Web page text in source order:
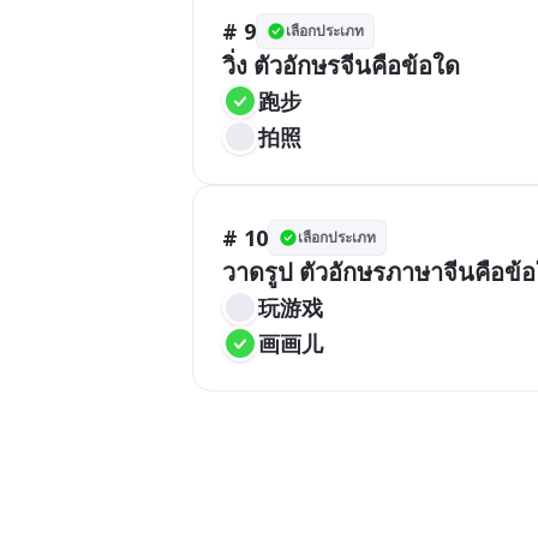
# 9 เลือกประเภท
วิ่ง ตัวอักษรจีนคือข้อใด
跑步
拍照
# 10 เลือกประเภท
วาดรูป ตัวอักษรภาษาจีนคือข้
玩游戏
画画儿